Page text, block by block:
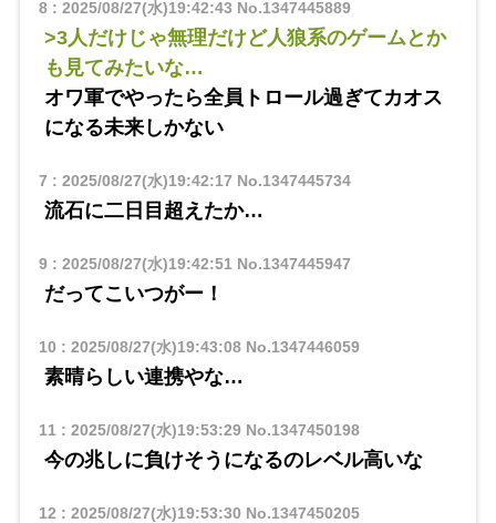
8: 2025/08/27(水)19:42:43 No.1347445889
>3人だけじゃ無理だけど人狼系のゲームとか
も見てみたいな…
オワ軍でやったら全員トロール過ぎてカオス
になる未来しかない
7 : 2025/08/27(水)19:42:17 No.1347445734
流石に二日目超えたか…
9: 2025/08/27(水)19:42:51 No.1347445947
だってこいつがー！
10 : 2025/08/27(水)19:43:08No.1347446059
素晴らしい連携やな…
11 : 2025/08/27(水)19:53:29No.1347450198
今の兆しに負けそうになるのレベル高いな
12 : 2025/08/27(水)19:53:30 No.1347450205